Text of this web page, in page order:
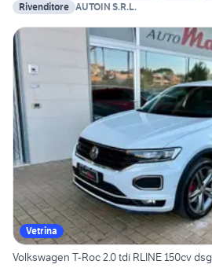
Rivenditore AUTOIN S.R.L.
Vetrina
Volkswagen T-Roc 2.0 tdi RLINE 150cv dsg